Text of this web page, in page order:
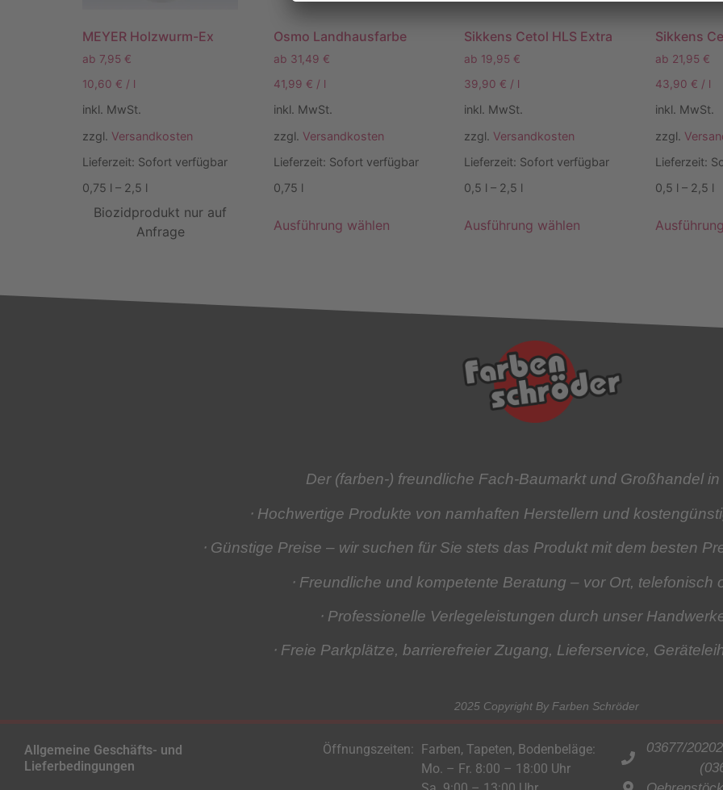
MEYER Holzwurm-Ex
ab 7,95 €
10,60 € / l
inkl. MwSt.
zzgl. Versandkosten
Lieferzeit: Sofort verfügbar
0,75 l – 2,5 l
Biozidprodukt nur auf
Anfrage
Osmo Landhausfarbe
ab 31,49 €
41,99 € / l
inkl. MwSt.
zzgl. Versandkosten
Lieferzeit: Sofort verfügbar
0,75 l
Ausführung wählen
Sikkens Cetol HLS Extra
ab 19,95 €
39,90 € / l
inkl. MwSt.
zzgl. Versandkosten
Lieferzeit: Sofort verfügbar
0,5 l – 2,5 l
Ausführung wählen
Sikkens
ab 21,95 €
43,90 € / l
inkl. MwSt.
zzgl.
Lieferzeit:
0,5 l – 2,5 l
Der (farben-) freundliche Fach-Baumarkt und Großhandel
⋅ Hochwertige Produkte von namhaften Herstellern und
⋅ Günstige Preise – wir suchen für Sie stets das Produkt mit dem besten
⋅ Freundliche und kompetente Beratung – vor Ort, telefonisch
⋅ Professionelle Verlegeleistungen durch unser
⋅ Freie Parkplätze, barrierefreier Zugang, Lieferservice,
2025 Copyright By Farben Schröder
Allgemeine Geschäfts- und
Lieferbedingungen
Öffnungszeiten:
Farben, Tapeten, Bodenbeläge:
Mo. – Fr. 8:00 – 18:00 Uhr
03677/